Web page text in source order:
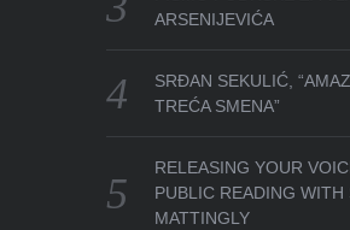
ARSENIJEVIĆA
SRĐAN SEKULIĆ,
TREĆA SMENA”
RELEASING YOUR
PUBLIC READING WITH
MATTINGLY